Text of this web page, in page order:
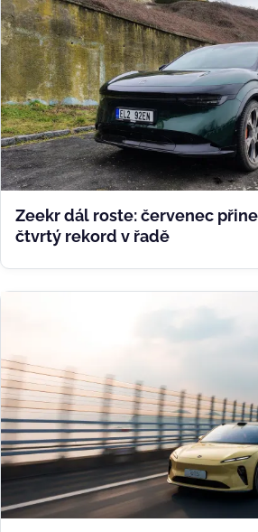
Zeekr dál roste: červenec
čtvrtý rekord v řadě